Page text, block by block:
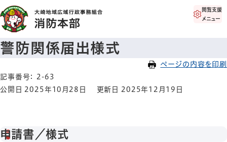
閲覧支援
メニュー
警防関係届出様式
ページの内容を印刷
記事番号： 2-63
公開日 2025年10月28日
更新日 2025年12月19日
申請書／様式